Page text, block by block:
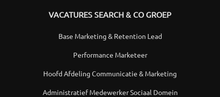
VACATURES SEARCH & CO GROEP
Base Marketing & Retention Lead
Performance Marketeer
Hoofd Afdeling Communicatie & Marketing
Administratief Medewerker Sociaal Domein